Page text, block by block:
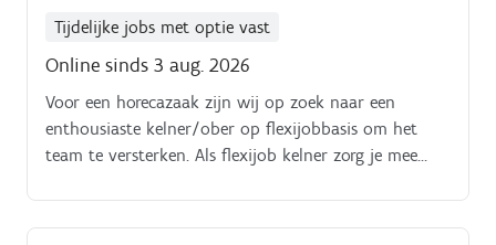
Tijdelijke jobs met optie vast
Online sinds 3 aug. 2026
Voor een horecazaak zijn wij op zoek naar een
enthousiaste kelner/ober op flexijobbasis om het
team te versterken. Als flexijob kelner zorg je mee